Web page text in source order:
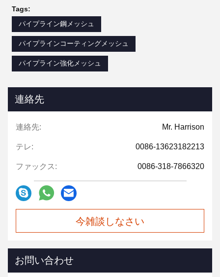
Tags:
パイプライン鋼メッシュ
パイプラインコーティングメッシュ
パイプライン強化メッシュ
連絡先
連絡先: Mr. Harrison
テレ: 0086-13623182213
ファックス: 0086-318-7866320
今雑談しなさい
お問い合わせ